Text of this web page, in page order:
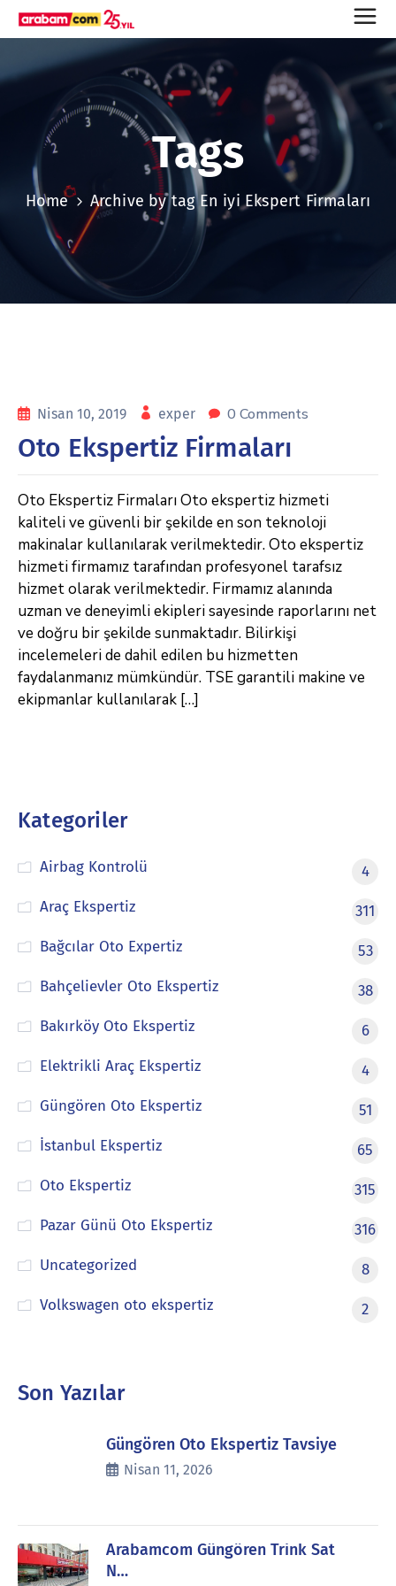
Tags
Home Archive by tag En iyi Ekspert Firmaları
Nisan 10, 2019 exper 0 Comments
Oto Ekspertiz Firmaları
Oto Ekspertiz Firmaları Oto ekspertiz hizmeti
kaliteli ve güvenli bir şekilde en son teknoloji
makinalar kullanılarak verilmektedir. Oto ekspertiz
hizmeti firmamız tarafından profesyonel tarafsız
hizmet olarak verilmektedir. Firmamız alanında
uzman ve deneyimli ekipleri sayesinde raporlarını net
ve doğru bir şekilde sunmaktadır. Bilirkişi
incelemeleri de dahil edilen bu hizmetten
faydalanmanız mümkündür. TSE garantili makine ve
ekipmanlar kullanılarak […]
Kategoriler
Airbag Kontrolü
4
Araç Ekspertiz
311
Bağcılar Oto Expertiz
53
Bahçelievler Oto Ekspertiz
38
Bakırköy Oto Ekspertiz
6
Elektrikli Araç Ekspertiz
4
Güngören Oto Ekspertiz
51
İstanbul Ekspertiz
65
Oto Ekspertiz
315
Pazar Günü Oto Ekspertiz
316
Uncategorized
8
Volkswagen oto ekspertiz
2
Son Yazılar
Güngören Oto Ekspertiz Tavsiye
Nisan 11, 2026
Arabamcom Güngören Trink Sat
N…